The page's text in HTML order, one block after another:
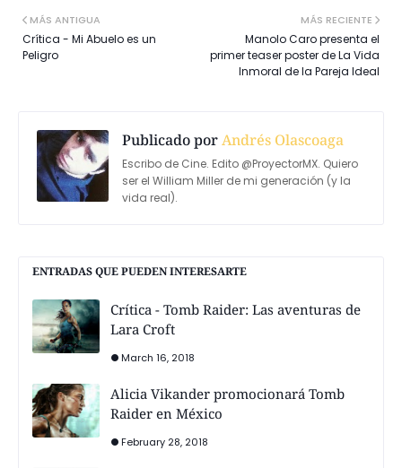
MÁS RECIENTE
Manolo Caro presenta el
primer teaser poster de La Vida
Inmoral de la Pareja Ideal
MÁS ANTIGUA
Crítica - Mi Abuelo es un
Peligro
Publicado porAndrés Olascoaga
Escribo de Cine. Edito @ProyectorMX. Quiero
ser el William Miller de mi generación (y la
vida real).
ENTRADAS QUE PUEDEN INTERESARTE
Crítica - Tomb Raider: Las aventuras de
Lara Croft
March 16, 2018
Alicia Vikander promocionará Tomb
Raider en México
February 28, 2018